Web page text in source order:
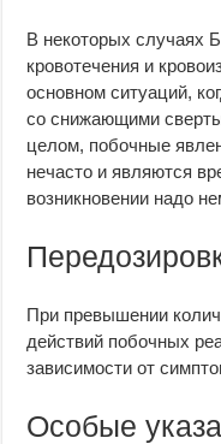
В некоторых случаях
кровотечения и
основном ситуаций,
со снижающими
целом, побочные
нечасто и являются
возникновении надо
При превышении
действий побочных
зависимости от
Особые